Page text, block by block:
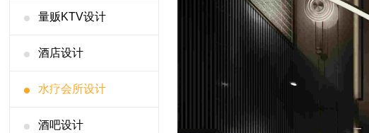
量贩KTV设计
酒店设计
水疗会所设计
酒吧设计